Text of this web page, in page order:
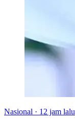
Nasional · 12 jam lalu